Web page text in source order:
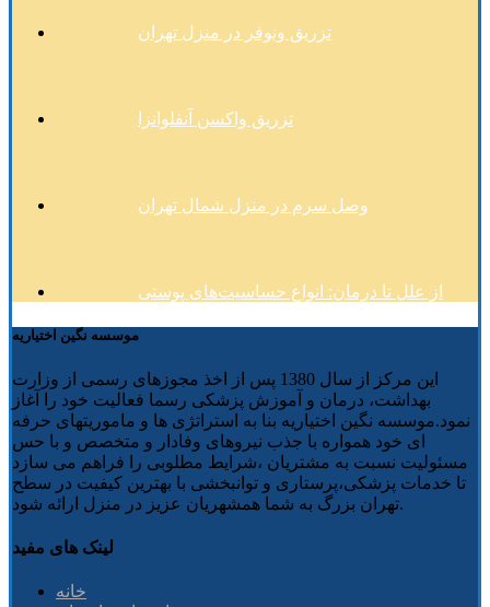
تزریق ونوفر در منزل تهران
تزریق واکسن آنفلوانزا
وصل سرم در منزل شمال تهران
از علل تا درمان: انواع حساسیت‌های پوستی
موسسه نگین اختیاریه
این مرکز از سال 1380 پس از اخذ مجوزهای رسمی از وزارت
بهداشت، درمان و آموزش پزشکی رسما فعالیت خود را آغاز
نمود.موسسه نگین اختیاریه بنا به استراتژی ها و ماموریتهای حرفه
ای خود همواره با جذب نیروهای وفادار و متخصص و با حس
مسئولیت نسبت به مشتریان ،شرایط مطلوبی را فراهم می سازد
تا خدمات پزشکی،پرستاری و توانبخشی با بهترین کیفیت در سطح
تهران بزرگ به شما همشهریان عزیز در منزل ارائه شود.
لینک های مفید
خانه